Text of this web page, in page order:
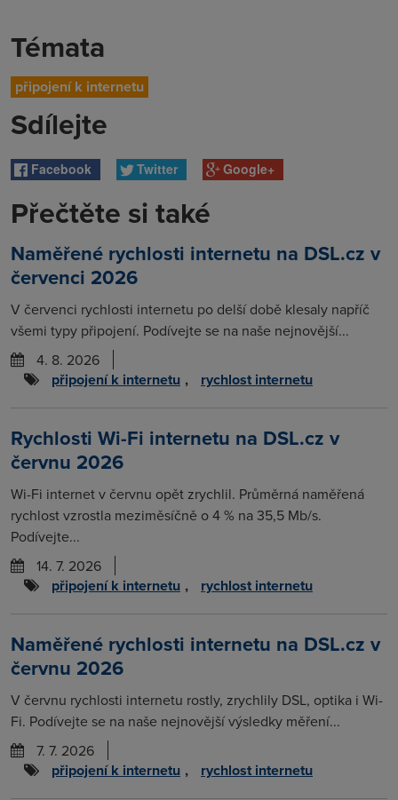
Témata
připojení k internetu
Sdílejte
Facebook Twitter Google+
Přečtěte si také
Naměřené rychlosti internetu na DSL.cz v
červenci 2026
V červenci rychlosti internetu po delší době klesaly napříč
všemi typy připojení. Podívejte se na naše nejnovější...
4. 8. 2026
připojení k internetu , rychlost internetu
Rychlosti Wi-Fi internetu na DSL.cz v
červnu 2026
Wi-Fi internet v červnu opět zrychlil. Průměrná naměřená
rychlost vzrostla meziměsíčně o 4 % na 35,5 Mb/s.
Podívejte...
14. 7. 2026
připojení k internetu , rychlost internetu
Naměřené rychlosti internetu na DSL.cz v
červnu 2026
V červnu rychlosti internetu rostly, zrychlily DSL, optika i Wi-
Fi. Podívejte se na naše nejnovější výsledky měření...
7. 7. 2026
připojení k internetu , rychlost internetu